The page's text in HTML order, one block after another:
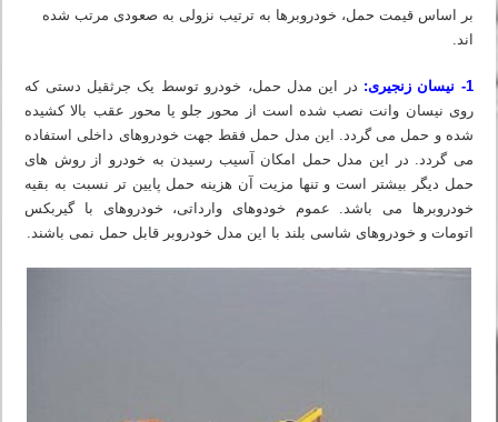
بر اساس قیمت حمل، خودروبرها به ترتیب نزولی به صعودی مرتب شده
اند.
1- نیسان زنجیری:
در این مدل حمل، خودرو توسط یک جرثقیل دستی که
روی نیسان وانت نصب شده است از محور جلو یا محور عقب بالا کشیده
شده و حمل می گردد. این مدل حمل فقط جهت خودروهای داخلی استفاده
می گردد. در این مدل حمل امکان آسیب رسیدن به خودرو از روش های
حمل دیگر بیشتر است و تنها مزیت آن هزینه حمل پایین تر نسبت به بقیه
خودروبرها می باشد. عموم خودوهای وارداتی، خودروهای با گیربکس
اتومات و خودروهای شاسی بلند با این مدل خودروبر قابل حمل نمی باشند.